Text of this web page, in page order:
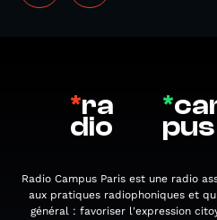
*ra
dio
*
pus
Radio Campus Paris est une radio
aux pratiques radiophoniques et
général : favoriser l'expression